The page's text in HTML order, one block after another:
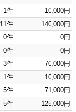
1件
10,000円
11件
140,000円
0件
0円
0件
0円
3件
70,000円
1件
10,000円
5件
71,000円
5件
125,000円